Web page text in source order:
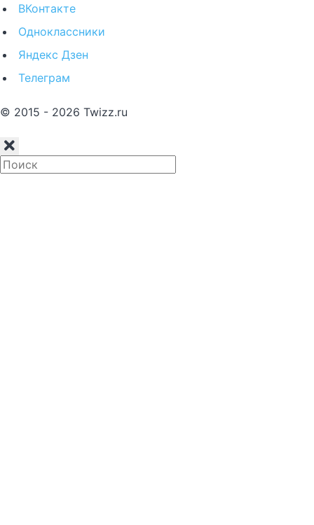
ВКонтакте
Одноклассники
Яндекс Дзен
Телеграм
© 2015 - 2026 Twizz.ru